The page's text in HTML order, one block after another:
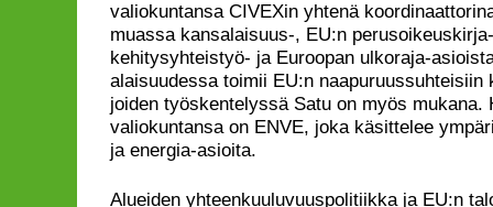
valiokuntansa CIVEXin yhtenä
muassa kansalaisuus-, EU:n
kehitysyhteistyö- ja Euroopan ulkoraja-
alaisuudessa toimii EU:n
joiden työskentelyssä Satu on myös mukana.
valiokuntansa on ENVE, joka käsittelee
ja energia-asioita.
Alueiden yhteenkuuluvuuspolitiikka ja EU:n